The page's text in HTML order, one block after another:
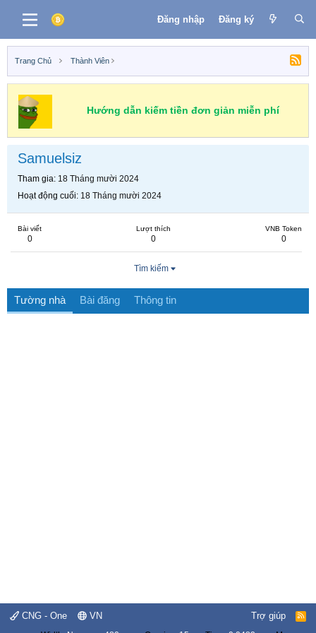
Đăng nhập Đăng ký
Trang Chủ Thành Viên
Hướng dẫn kiếm tiền đơn giản miễn phí
Samuelsiz
Tham gia 18 Tháng mười 2024
Hoạt động cuối 18 Tháng mười 2024
Bài viết
0
Lượt thích
0
VNB Token
0
Tìm kiếm
Tường nhà Bài đăng Thông tin
CNG - One VN Trợ giúp
R